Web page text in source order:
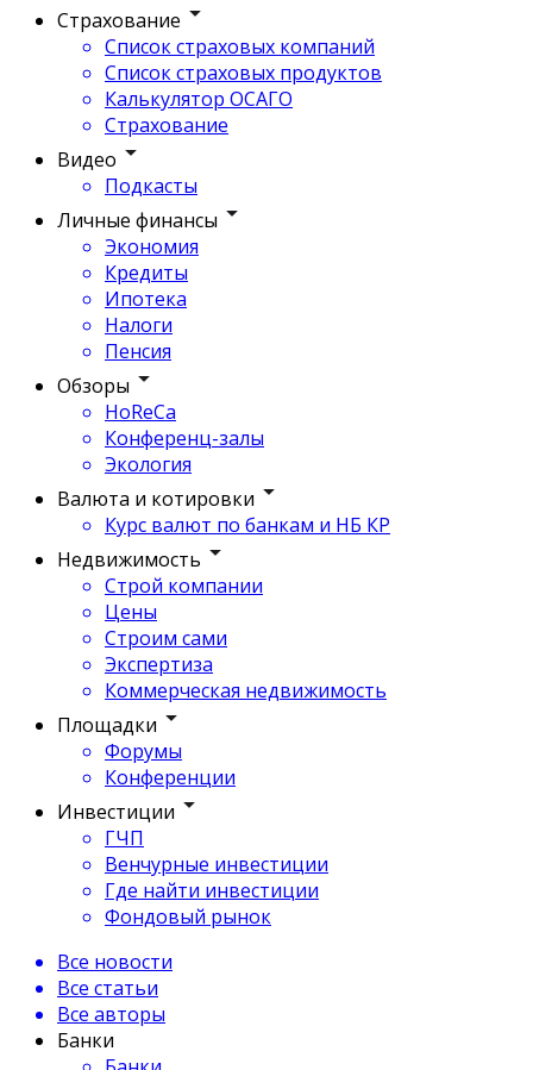
Страхование
Список страховых компаний
Список страховых продуктов
Калькулятор ОСАГО
Страхование
Видео
Подкасты
Личные финансы
Экономия
Кредиты
Ипотека
Налоги
Пенсия
Обзоры
HoReCa
Конференц-залы
Экология
Валюта и котировки
Курс валют по банкам и НБ КР
Недвижимость
Строй компании
Цены
Строим сами
Экспертиза
Коммерческая недвижимость
Площадки
Форумы
Конференции
Инвестиции
ГЧП
Венчурные инвестиции
Где найти инвестиции
Фондовый рынок
Все новости
Все статьи
Все авторы
Банки